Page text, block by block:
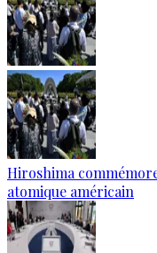
Hiroshima
atomique américain